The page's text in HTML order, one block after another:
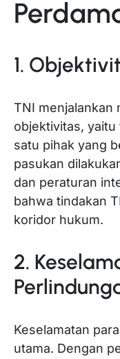
1.
TNI menjalankan
objektivitas, yaitu
satu pihak yang
pasukan
dan peraturan
bahwa tindakan
koridor hukum.
2.
Keselamatan
utama. Dengan